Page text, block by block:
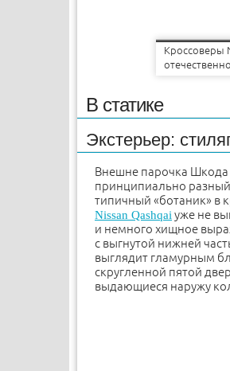
Кроссоверы
В статике
Экстерьер:
Внешне парочка Шкода
принципиально
типичный «ботаник» в
Nissan Qashqai уже не
и немного хищное
с выгнутой нижней
выглядит гламурным
скругленной пятой
выдающиеся наружу